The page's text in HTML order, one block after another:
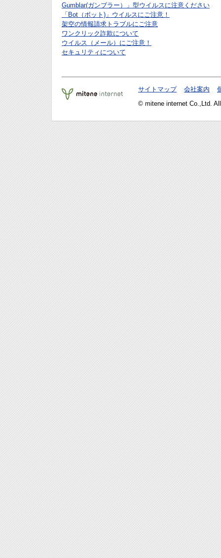
Gumblar(ガンブラー）」型ウイルスに注意ください
「Bot（ボット)」ウイルスにご注意！
架空の情報請求トラブルにご注意
ワンクリック詐欺について
ウイルス（メール）にご注意！
セキュリティについて
サイトマップ 会社案内
© mitene internet Co.,Ltd.